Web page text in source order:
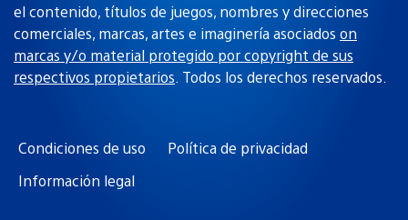
el contenido, títulos de juegos, nombres y direcciones
comerciales, marcas, artes e imaginería asociados on
marcas y/o material protegido por copyright de sus
respectivos propietarios. Todos los derechos reservados.
Condiciones de uso
Política de privacidad
Información legal